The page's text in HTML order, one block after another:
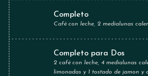
Completo
Café con leche, 2 medialunas
Completo para Dos
2 café con leche, 4 medialunas
limonadas y 1 tostado de jamon y